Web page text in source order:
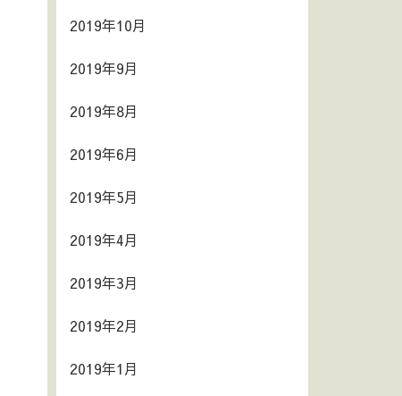
2019年10月
2019年9月
2019年8月
2019年6月
2019年5月
2019年4月
2019年3月
2019年2月
2019年1月